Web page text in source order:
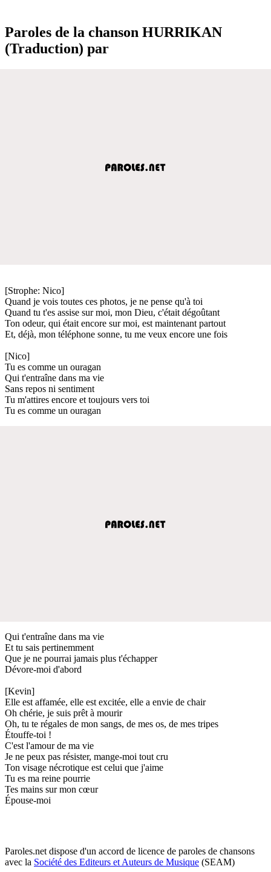
Paroles de la chanson HURRIKAN
(Traduction) par
[Strophe: Nico]
Quand je vois toutes ces photos, je ne pense qu'à toi
Quand tu t'es assise sur moi, mon Dieu, c'était dégoûtant
Ton odeur, qui était encore sur moi, est maintenant partout
Et, déjà, mon téléphone sonne, tu me veux encore une fois
[Nico]
Tu es comme un ouragan
Qui t'entraîne dans ma vie
Sans repos ni sentiment
Tu m'attires encore et toujours vers toi
Tu es comme un ouragan
Qui t'entraîne dans ma vie
Et tu sais pertinemment
Que je ne pourrai jamais plus t'échapper
Dévore-moi d'abord
[Kevin]
Elle est affamée, elle est excitée, elle a envie de chair
Oh chérie, je suis prêt à mourir
Oh, tu te régales de mon sangs, de mes os, de mes tripes
Étouffe-toi !
C'est l'amour de ma vie
Je ne peux pas résister, mange-moi tout cru
Ton visage nécrotique est celui que j'aime
Tu es ma reine pourrie
Tes mains sur mon cœur
Épouse-moi
Paroles.net dispose d'un accord de licence de paroles de chansons
avec la Société des Editeurs et Auteurs de Musique (SEAM)